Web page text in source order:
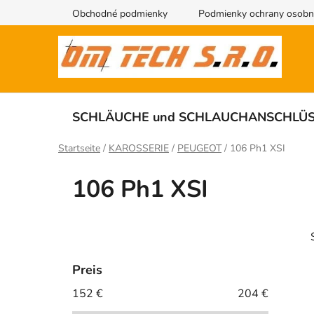
Inhalt
Obchodné podmienky Podmienky ochrany
SCHLÄUCHE und
Startseite / KAROSSERIE / PEUGEOT / 106 Ph1 XSI
106 Ph1 XSI
Preis
152 € 204 €